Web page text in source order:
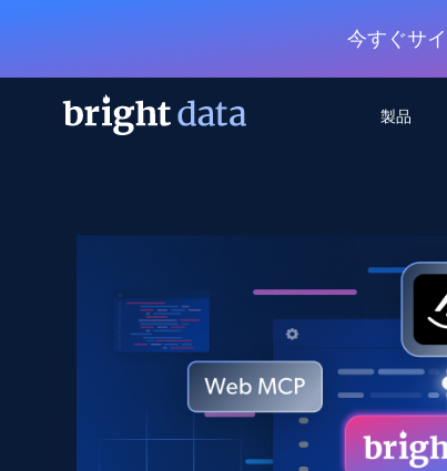
今すぐサ
製品
1つのAPIでブロックと
Always live web discovery for
SERP API
オンデマンドですばやく容易
ンをスクレイピング
ビング
ダックダ
ヤンデックス
より多くのデータで、より少
ーニング
ビデオフィード – VLA対
ヒューマノイドロボットの
めの継続的かつターゲットを
画を取得
データパッケージ
あらゆる業界向けのLLM対応
クロールAPI
か
SERP API
FREE TIER
か
Scraping Browser
か
ブラウザ拡張機能
ネットワークステータス